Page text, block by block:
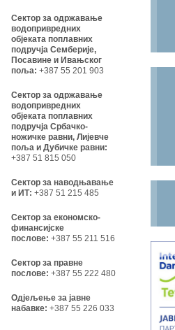
Сектор за одржавање
водопривредних
објеката поплавних
подручја Семберије,
Посавине и Ивањског
поља: +387 55 201 903
Сектор за одржавање
водопривредних
објеката поплавних
подручја Србачко-
ножичке равни, Лијевче
поља и Дубичке равни:
+387 51 815 050
Сектор за наводњавање
и ИТ: +387 51 215 485
Сектор за економско-
финансијске
послове: +387 55 211 516
Сектор за правне
послове: +387 55 222 480
Одјељење за јавне
набавке: +387 55 226 033